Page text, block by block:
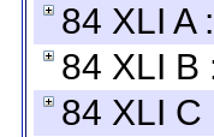
84 XLI A
84 XLI B
84 XLI C